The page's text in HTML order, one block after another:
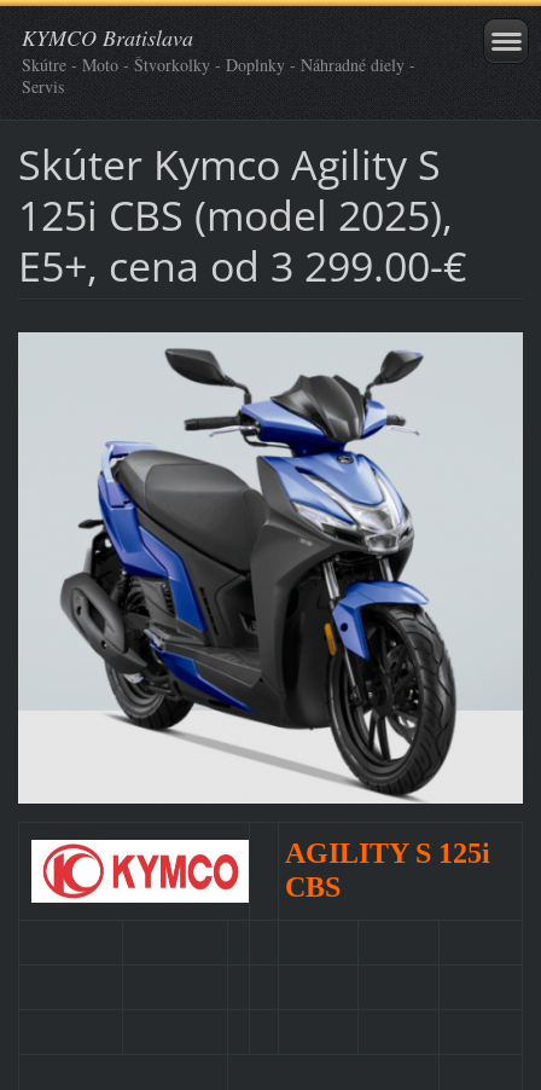
KYMCO Bratislava
Skútre - Moto - Štvorkolky - Doplnky - Náhradné diely -
Servis
Skúter Kymco Agility S
125i CBS (model 2025),
E5+, cena od 3 299.00-€
AGILITY S 125i
CBS